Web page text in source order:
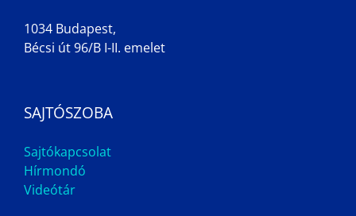
1034 Budapest,
Bécsi út 96/B I-II. emelet
SAJTÓSZOBA
Sajtókapcsolat
Hírmondó
Videótár